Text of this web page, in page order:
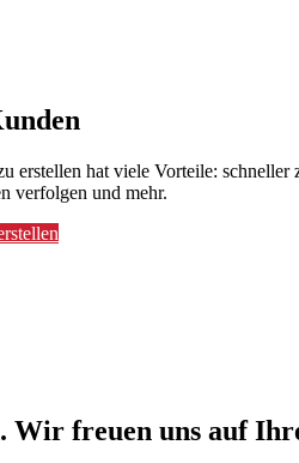
erstellen hat viele Vorteile: schneller
verfolgen und mehr.
Wir freuen uns auf